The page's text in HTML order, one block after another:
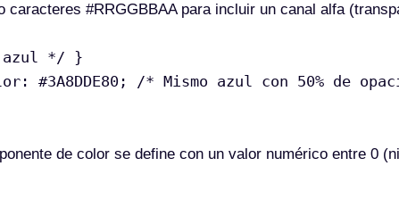
caracteres #RRGGBBAA para incluir un canal alfa
azul */ }
#3A8DDE80; /* Mismo azul con 50% de
de color se define con un valor numérico entre 0